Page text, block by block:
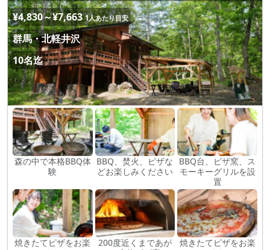
¥4,830～¥7,663 1人あたり目安
群馬・北軽井沢
10名迄
森の中で本格BBQ体
験
BBQ、焚火、ピザな
どお楽しみください
BBQ台、ピザ窯、ス
モーキーグリルを設
置
焼きたてピザをお楽
200度近くまであが
焼きたてピザをお楽